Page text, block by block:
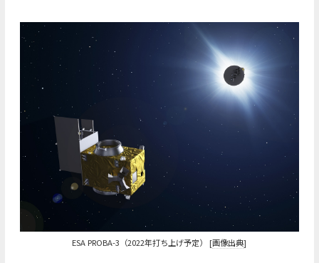
ESA PROBA-3（2022年打ち上げ予定） [画像出典]